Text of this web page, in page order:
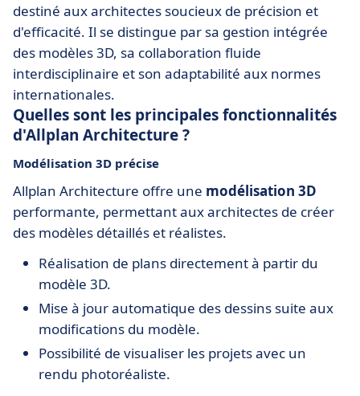
destiné aux architectes soucieux de précision et
d'efficacité. Il se distingue par sa gestion intégrée
des modèles 3D, sa collaboration fluide
interdisciplinaire et son adaptabilité aux normes
internationales.
Quelles sont les principales fonctionnalités
d'Allplan Architecture ?
Modélisation 3D précise
Allplan Architecture offre une modélisation 3D
performante, permettant aux architectes de créer
des modèles détaillés et réalistes.
Réalisation de plans directement à partir du
modèle 3D.
Mise à jour automatique des dessins suite aux
modifications du modèle.
Possibilité de visualiser les projets avec un
rendu photoréaliste.